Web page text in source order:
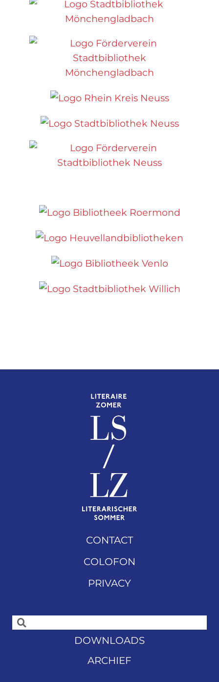
CONTACT
COLOFON
PRIVACY
DOWNLOADS
ARCHIEF